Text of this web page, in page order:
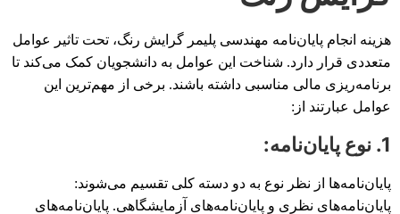
هزینه انجام پایان‌نامه مهندسی پلیمر گرایش رنگ، تحت تاثیر عوامل
متعددی قرار دارد. شناخت این عوامل به دانشجویان کمک می‌کند تا
برنامه‌ریزی مالی مناسبی داشته باشند. برخی از مهم‌ترین این
عوامل عبارتند از:
1. نوع پایان‌نامه:
پایان‌نامه‌ها از نظر نوع به دو دسته کلی تقسیم می‌شوند:
پایان‌نامه‌های نظری و پایان‌نامه‌های آزمایشگاهی. پایان‌نامه‌های